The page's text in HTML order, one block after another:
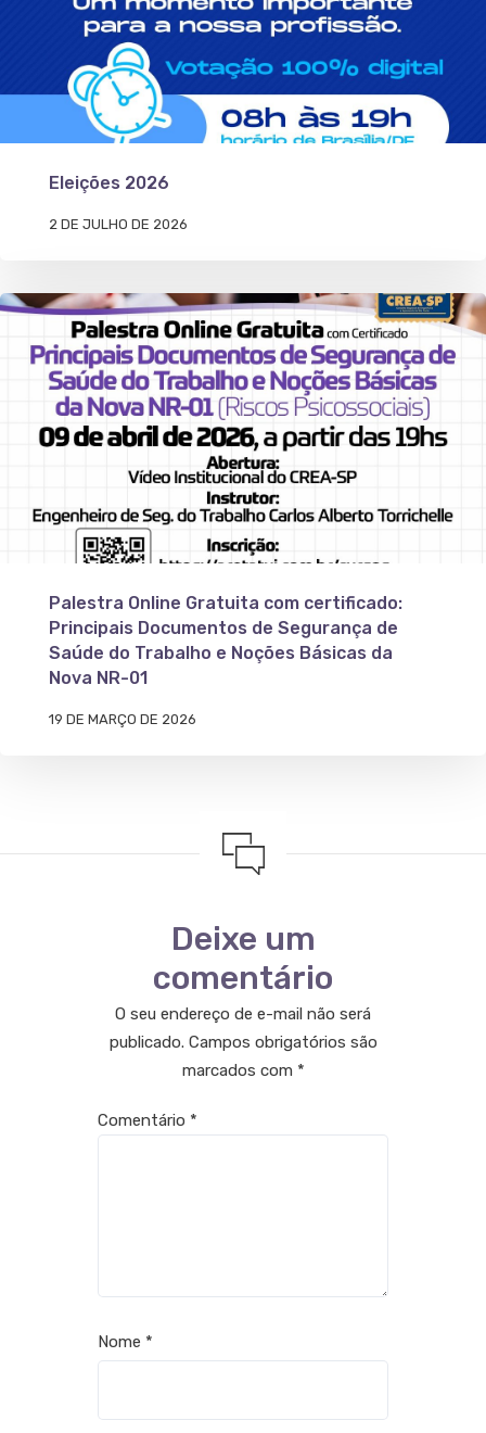
Eleições 2026
2 DE JULHO DE 2026
Palestra Online Gratuita com certificado:
Principais Documentos de Segurança de
Saúde do Trabalho e Noções Básicas da
Nova NR-01
19 DE MARÇO DE 2026
Deixe um
comentário
O seu endereço de e-mail não será
publicado. Campos obrigatórios são
marcados com *
Comentário *
Nome *